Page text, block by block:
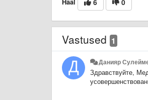
Vastused 1
Данияр
Здравствуйте,